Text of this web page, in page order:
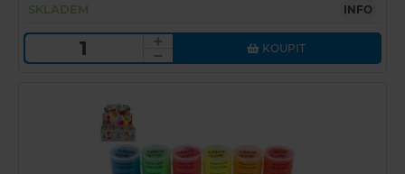
SKLADEM INFO
KOUPIT